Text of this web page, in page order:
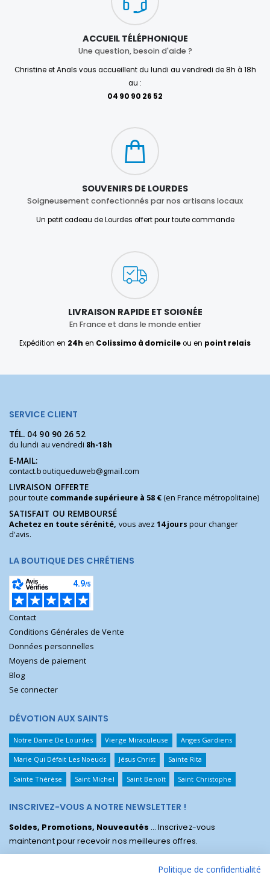
ACCUEIL TÉLÉPHONIQUE
Une question, besoin d'aide ?
Christine et Anaïs vous accueillent du lundi au vendredi de 8h à 18h
au :
04 90 90 26 52
SOUVENIRS DE LOURDES
Soigneusement confectionnés par nos artisans locaux
Un petit cadeau de Lourdes offert pour toute commande
LIVRAISON RAPIDE ET SOIGNÉE
En France et dans le monde entier
Expédition en 24h en Colissimo à domicileou en point relais
SERVICE CLIENT
TÉL. 04 90 90 26 52
du lundi au vendredi 8h-18h
E-MAIL:
contact.boutiqueduweb@gmail.com
LIVRAISON OFFERTE
pour toute commande supérieure à 58 €(en France métropolitaine)
SATISFAIT OU REMBOURSÉ
Achetez en toute sérénité, vous avez14 jours pour changer
d'avis.
LA BOUTIQUE DES CHRÉTIENS
Contact
Conditions Générales de Vente
Données personnelles
Moyens de paiement
Blog
Se connecter
DÉVOTION AUX SAINTS
Notre Dame De Lourdes Vierge Miraculeuse Anges Gardiens
Marie Qui Défait Les Noeuds Jésus Christ Sainte Rita
Sainte Thérèse Saint Michel Saint Benoît Saint Christophe
INSCRIVEZ-VOUS A NOTRE NEWSLETTER !
Soldes, Promotions, Nouveautés ... Inscrivez-vous
maintenant pour recevoir nos meilleures offres.
Politique de confidentialité